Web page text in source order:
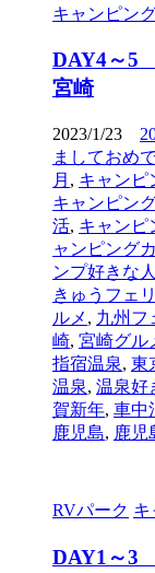
キャンピン
DAY4～5
宮崎
2023/1/23
ましておめ
月 , キャンピ
キャンピン
活, キャンピ
ャンピング
ンプ好きな
きゅうフェ
ルメ , 九州フ
崎, 宮崎グル
指宿温泉, 東
温泉, 温泉好
賀新年, 車中
鹿児島, 鹿児
RVパーク キ
DAY1～3